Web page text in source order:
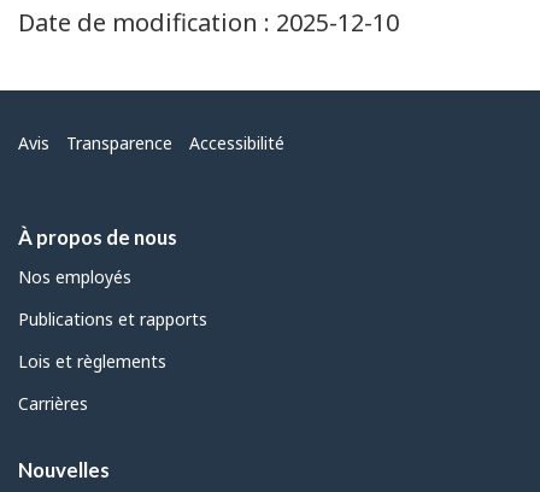
Date de modification : 2025-12-10
Menu
Avis Transparence Accessibilité
À propos de nous
Nos employés
Publications et rapports
Lois et règlements
Carrières
Nouvelles